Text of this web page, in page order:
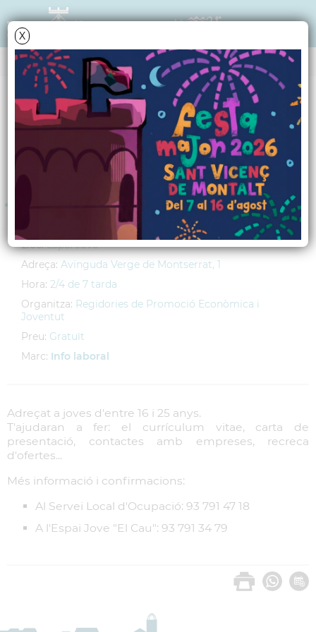
X
AGENDA
Dimarts3 maig 2011
Club de feina per a
joves
Lloc: Espai Jove
Adreça: Avinguda Verge de Montserrat, 1
Hora: 2/4 de 7 tarda
Organitza: Regidories de Promoció Econòmica i
Joventut
Preu: Gratuït
Marc: Info laboral
Adreçat a joves d'entre 16 i 25 anys.
T'ajudaran a fer: el currículum vitae, carta de
presentació, contactes amb empreses, recreca
d'ofertes...
Més informació i confirmacions:
Al Servei Local d'Ocupació: 93 791 47 18
A l'Espai Jove "El Cau": 93 791 34 79